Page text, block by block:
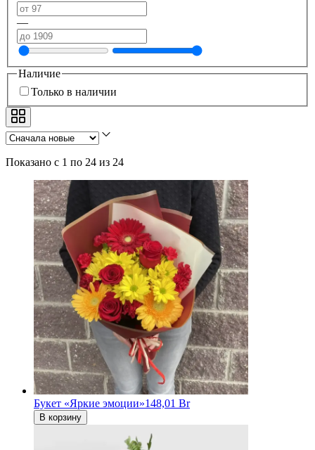
—
Наличие
Только в наличии
Показано с 1 по 24 из 24
Букет «Яркие эмоции»148,01 Br
В корзину